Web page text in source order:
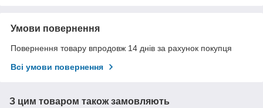
Умови повернення
Повернення товару впродовж 14 днів за рахунок покупця
Всі умови повернення
З цим товаром також замовляють